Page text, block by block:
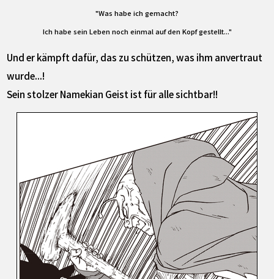
"Was habe ich gemacht?
Ich habe sein Leben noch einmal auf den Kopf gestellt..."
Und er kämpft dafür, das zu schützen, was ihm anvertraut
wurde...!
Sein stolzer Namekian Geist ist für alle sichtbar!!